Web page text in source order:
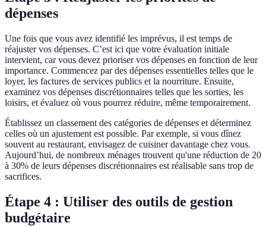
dépenses
Une fois que vous avez identifié les imprévus, il est temps de
réajuster vos dépenses. C’est ici que votre évaluation initiale
intervient, car vous devez prioriser vos dépenses en fonction de leur
importance. Commencez par des dépenses essentielles telles que le
loyer, les factures de services publics et la nourriture. Ensuite,
examinez vos dépenses discrétionnaires telles que les sorties, les
loisirs, et évaluez où vous pourrez réduire, même temporairement.
Établissez un classement des catégories de dépenses et déterminez
celles où un ajustement est possible. Par exemple, si vous dînez
souvent au restaurant, envisagez de cuisiner davantage chez vous.
Aujourd’hui, de nombreux ménages trouvent qu'une réduction de 20
à 30% de leurs dépenses discrétionnaires est réalisable sans trop de
sacrifices.
Étape 4 : Utiliser des outils de gestion
budgétaire